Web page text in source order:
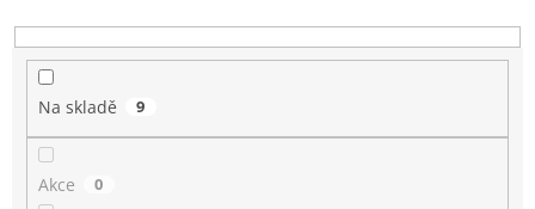
k
t
Na skladě 9
Akce 0